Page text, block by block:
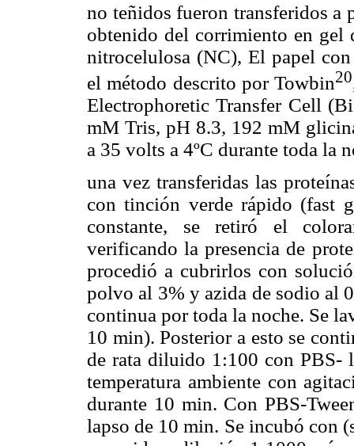
no teñidos fueron transferidos a
obtenido del corrimiento en gel
nitrocelulosa (NC), El papel
el método descrito por Towbin20
Electrophoretic Transfer Cell
mM Tris, pH 8.3, 192 mM
a 35 volts a 4ºC durante toda la
una vez transferidas las
con tinción verde rápido (fast
constante, se retiró el
verificando la presencia de
procedió a cubrirlos con
polvo al 3% y azida de sodio al
continua por toda la noche. Se
10 min). Posterior a esto se
de rata diluido 1:100 con PBS-
temperatura ambiente con
durante 10 min. Con PBS-
lapso de 10 min. Se incubó con